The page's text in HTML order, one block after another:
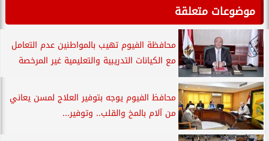
موضوعات متعلقة
محافظة الفيوم تهيب بالمواطنين عدم التعامل
مع الكيانات التدريبية والتعليمية غير المرخصة
محافظ الفيوم يوجه بتوفير العلاج لمسن يعاني
من آلام بالمخ والقلب.. وتوفير...